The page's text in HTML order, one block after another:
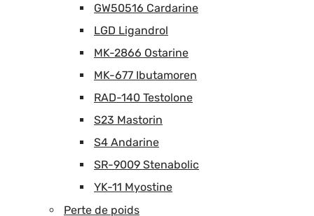
GW50516 Cardarine
LGD Ligandrol
MK-2866 Ostarine
MK-677 Ibutamoren
RAD-140 Testolone
S23 Mastorin
S4 Andarine
SR-9009 Stenabolic
YK-11 Myostine
Perte de poids